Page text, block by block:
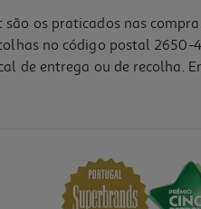
os praticados nas
no código postal
de entrega ou de